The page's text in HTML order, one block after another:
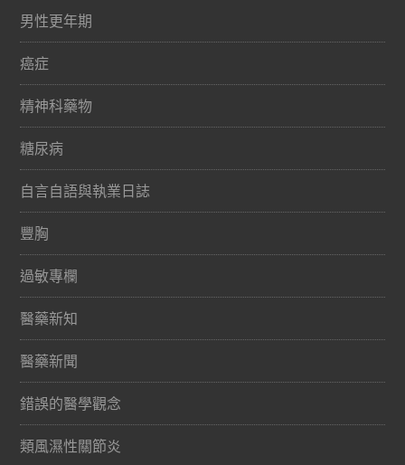
男性更年期
癌症
精神科藥物
糖尿病
自言自語與執業日誌
豐胸
過敏專欄
醫藥新知
醫藥新聞
錯誤的醫學觀念
類風濕性關節炎